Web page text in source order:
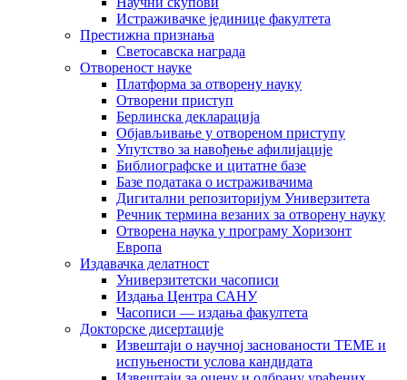
Истраживачке јединице факултета
Престижна признања
Светосавска награда
Отвореност науке
Платформа за отворену науку
Отворени приступ
Берлинска декларација
Објављивање у отвореном приступу
Упутство за навођење афилијације
Библиографске и цитатне базе
Базе података о истраживачима
Дигитални репозиторијум Универзитета
Рeчник термина везаних за отворену науку
Отворена наука у програму Хоризонт
Европа
Издавачка делатност
Универзитетски часописи
Издања Центра САНУ
Часописи — издања факултета
Докторске дисертације
Извештаји о научној заснованости ТЕМЕ и
испуњености услова кандидата